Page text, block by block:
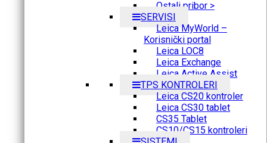
Ostali pribor >
SERVISI
Leica MyWorld –
Korisnički portal
Leica LOC8
Leica Exchange
Leica Active Assist
TPS KONTROLERI
Leica CS20 kontroler
Leica CS30 tablet
CS35 Tablet
CS10/CS15 kontroleri